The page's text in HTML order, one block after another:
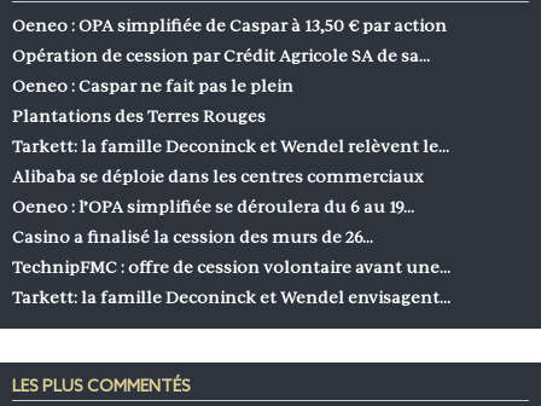
Oeneo : OPA simplifiée de Caspar à 13,50 € par action
Opération de cession par Crédit Agricole SA de sa…
Oeneo : Caspar ne fait pas le plein
Plantations des Terres Rouges
Tarkett: la famille Deconinck et Wendel relèvent le…
Alibaba se déploie dans les centres commerciaux
Oeneo : l’OPA simplifiée se déroulera du 6 au 19…
Casino a finalisé la cession des murs de 26…
TechnipFMC : offre de cession volontaire avant une…
Tarkett: la famille Deconinck et Wendel envisagent…
LES PLUS COMMENTÉS